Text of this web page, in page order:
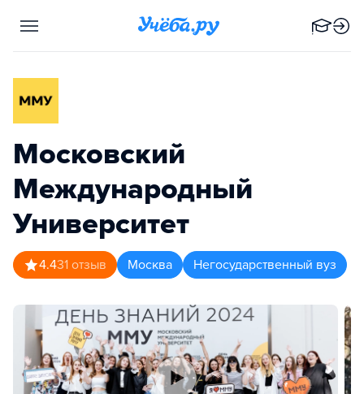
Московский
Международный
Университет
4.431 отзыв Москва Негосударственный вуз